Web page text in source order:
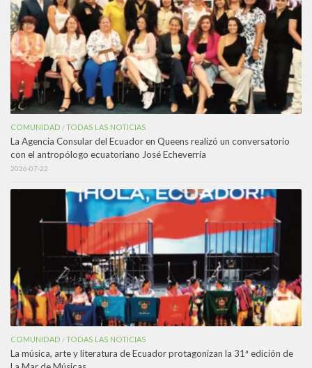
COMUNIDAD /TODAS LAS NOTICIAS
La Agencia Consular del Ecuador en Queens realizó un conversatorio
con el antropólogo ecuatoriano José Echeverría
2026-07-22
COMUNIDAD /TODAS LAS NOTICIAS
La música, arte y literatura de Ecuador protagonizan la 31ª edición de